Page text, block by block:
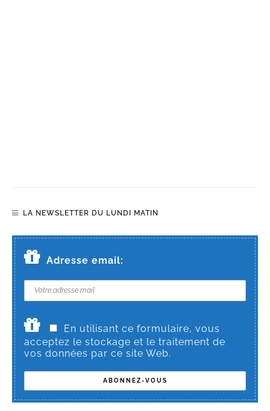
LA NEWSLETTER DU LUNDI MATIN
Adresse email:
En utilisant ce formulaire, vous
acceptez le stockage et le traitement de
vos données par ce site Web.